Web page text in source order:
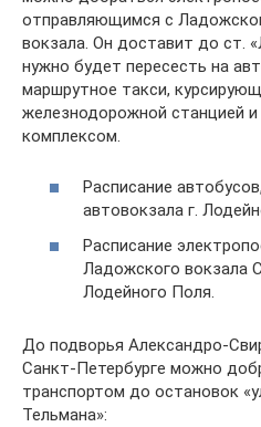
отправляющимся с
вокзала. Он доставит до ст.
нужно будет пересесть на
маршрутное такси,
железнодорожной станцией
комплексом.
Расписание
автовокзала г.
Расписание
Ладожского вокзала
Лодейного Поля.
До подворья Александро-
Санкт-Петербурге можно
транспортом до остановок
Тельмана»: